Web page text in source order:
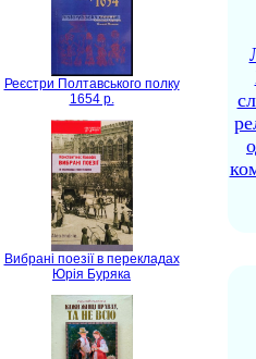
Реєстри Полтавського полку
1654 р.
Вибрані поезії в перекладах
Юрія Буряка